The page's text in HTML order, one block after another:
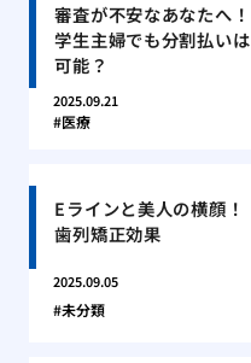
審査が不安なあなたへ！
学生主婦でも分割払いは
可能？
2025.09.21
医療
Eラインと美人の横顔！
歯列矯正効果
2025.09.05
未分類